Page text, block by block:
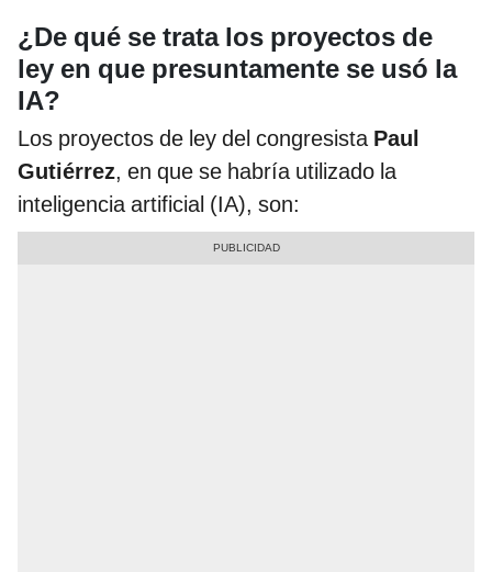
¿De qué se trata los proyectos de
ley en que presuntamente se usó la
IA?
Los proyectos de ley del congresistaPaul
Gutiérrez, en que se habría utilizado la
inteligencia artificial (IA), son: